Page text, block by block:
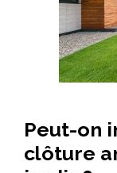
Peut-on
clôture